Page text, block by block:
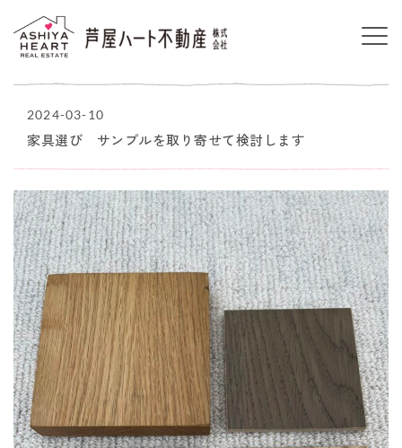
2024-03-10
家具選び サンプルを取り寄せて検討します